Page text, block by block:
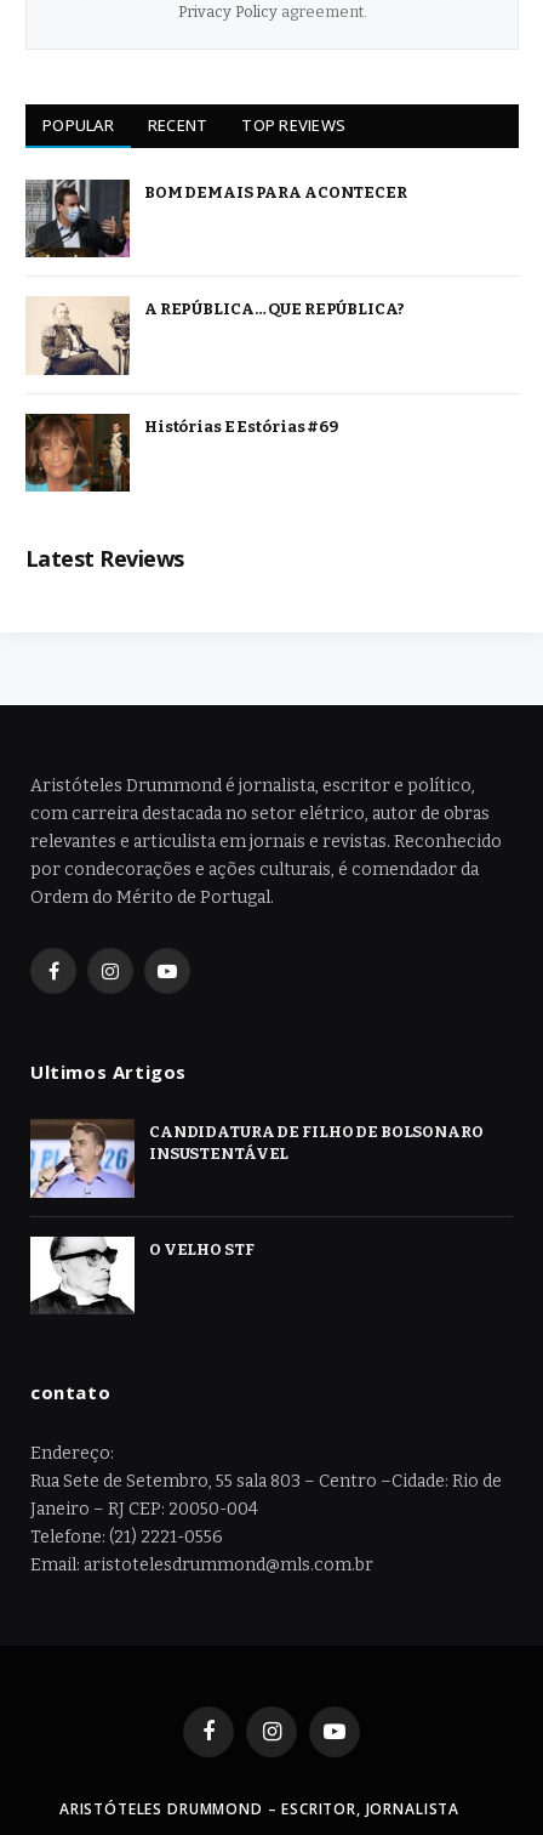
Privacy Policyagreement.
POPULAR RECENT TOP REVIEWS
BOM DEMAIS PARA ACONTECER
A REPÚBLICA… QUE REPÚBLICA?
Histórias E Estórias #69
Latest Reviews
Aristóteles Drummond é jornalista, escritor e político,
com carreira destacada no setor elétrico, autor de obras
relevantes e articulista em jornais e revistas. Reconhecido
por condecorações e ações culturais, é comendador da
Ordem do Mérito de Portugal.
FacebookInstagramYouTube
Ultimos Artigos
CANDIDATURA DE FILHO DE BOLSONARO
INSUSTENTÁVEL
O VELHO STF
contato
Endereço:
Rua Sete de Setembro, 55 sala 803 – Centro –Cidade: Rio de
Janeiro – RJ CEP: 20050-004
Telefone: (21) 2221-0556
Email: aristotelesdrummond@mls.com.br
FacebookInstagramYouTube
ARISTÓTELES DRUMMOND – ESCRITOR, JORNALISTA